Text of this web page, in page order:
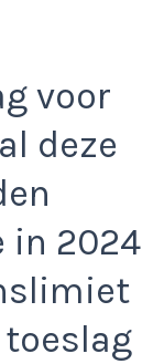
voor
deze
in 2024